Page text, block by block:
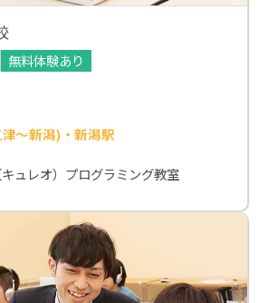
無料体験あり
～新潟)・新潟駅
ュレオ）プログラミング教室